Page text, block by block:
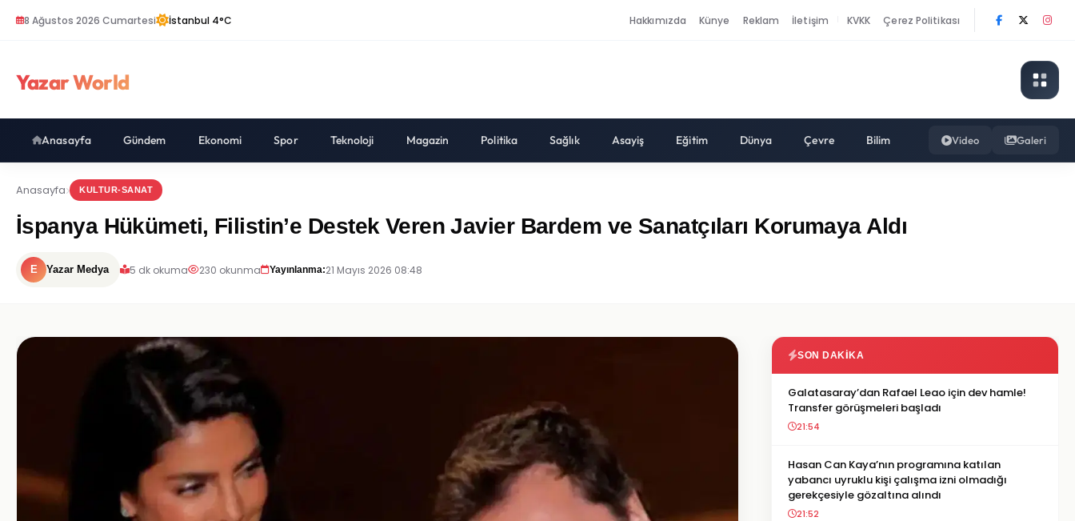
8 Ağustos 2026 Cumartesi İstanbul 4°C Hakkımızda Künye Reklam İletişim KVKK Çerez Politikası
Yazar World
Anasayfa Gündem Ekonomi Spor Teknoloji Magazin Politika Sağlık Asayiş Eğitim Dünya Çevre Bilim Video Galeri
Anasayfa KULTUR-SANAT
İspanya Hükümeti, Filistin’e Destek Veren Javier Bardem ve Sanatçıları Korumaya Aldı
E Yazar Medya 5 dk okuma 230 okunma Yayınlanma:21 Mayıs 2026 08:48
SON DAKIKA
Galatasaray’dan Rafael Leao için dev hamle!
Transfer görüşmeleri başladı
21:54
Hasan Can Kaya’nın programına katılan
yabancı uyruklu kişi çalışma izni olmadığı
gerekçesiyle gözaltına alındı
21:52